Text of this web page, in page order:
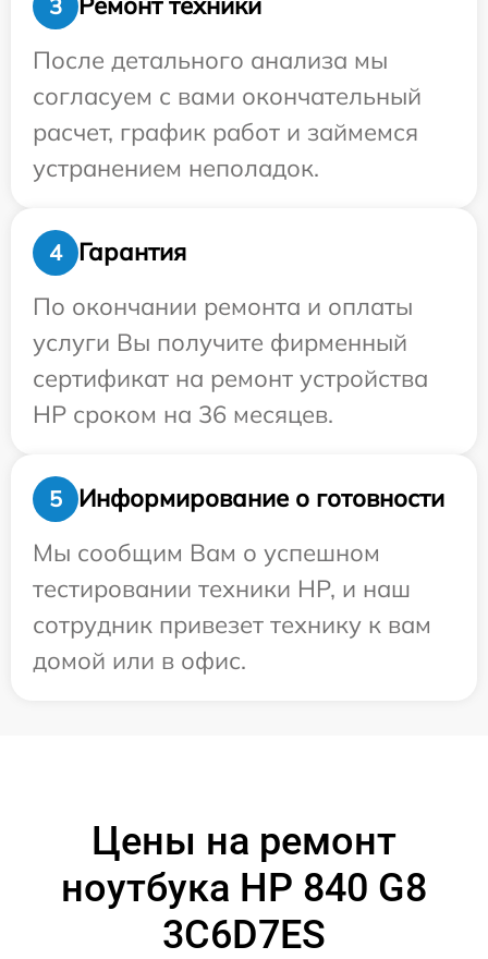
3
После детального анализа мы
согласуем с вами окончательный
расчет, график работ и займемся
устранением неполадок.
4
Гарантия
По окончании ремонта и оплаты
услуги Вы получите фирменный
сертификат на ремонт устройства
HP сроком на 36 месяцев.
5
Информирование о готовности
Мы сообщим Вам о успешном
тестировании техники HP, и наш
сотрудник привезет технику к вам
домой или в офис.
Цены на ремонт
ноутбука HP 840 G8
3C6D7ES